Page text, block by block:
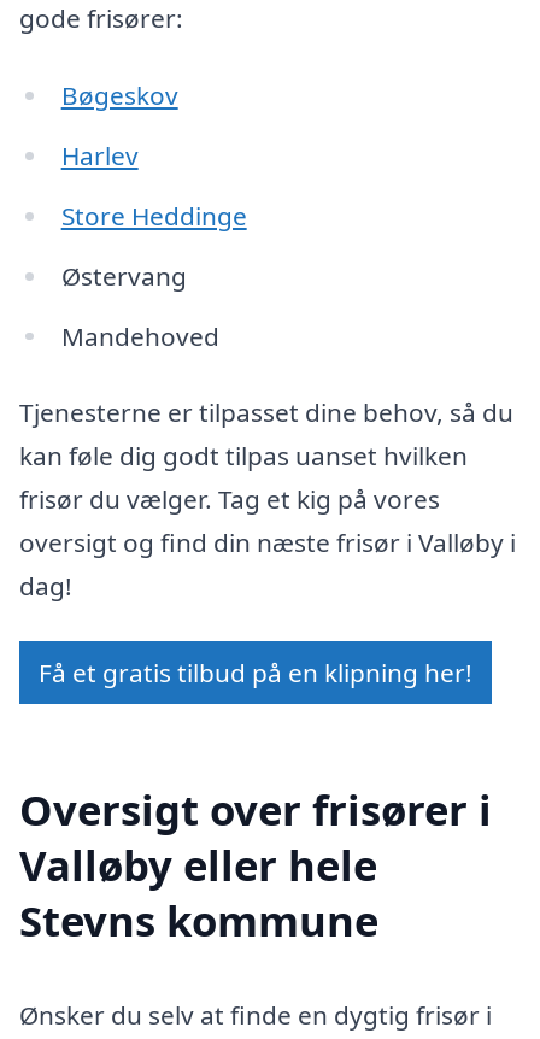
gode frisører:
Bøgeskov
Harlev
Store Heddinge
Østervang
Mandehoved
Tjenesterne er tilpasset dine behov, så du
kan føle dig godt tilpas uanset hvilken
frisør du vælger. Tag et kig på vores
oversigt og find din næste frisør i Valløby i
dag!
Få et gratis tilbud på en klipning her!
Oversigt over frisører i
Valløby eller hele
Stevns kommune
Ønsker du selv at finde en dygtig frisør i